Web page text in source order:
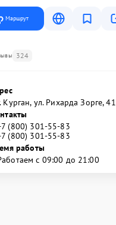
Маршрут
324
Курган, ул. Рихарда Зорге, 41
(800) 301-55-83
(800) 301-55-83
работы
с 09:00 до 21:00